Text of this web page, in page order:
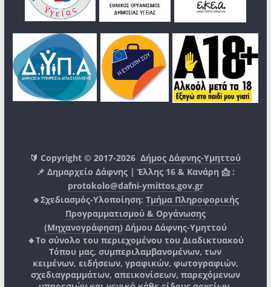
🔰 Copyright © 2017-2026Δήμος Δάφνης-Υμηττού
📌 Δημαρχείο Δάφνης | Έλλης 16 & Κανάρη 📩 :
protokolo@dafni-ymittos.gov.gr
🔹Σχεδιασμός-Υλοποίηση: Τμήμα Πληροφορικής
Προγραμματισμού & Οργάνωσης
(Μηχανογράφηση) Δήμου Δάφνης-Υμηττού
🔸Το σύνολο του περιεχομένου του Διαδικτυακού
Τόπου μας, συμπεριλαμβανομένων, των
κειμένων, ειδήσεων, γραφικών, φωτογραφιών,
σχεδιαγραμμάτων, απεικονίσεων, παρεχόμενων